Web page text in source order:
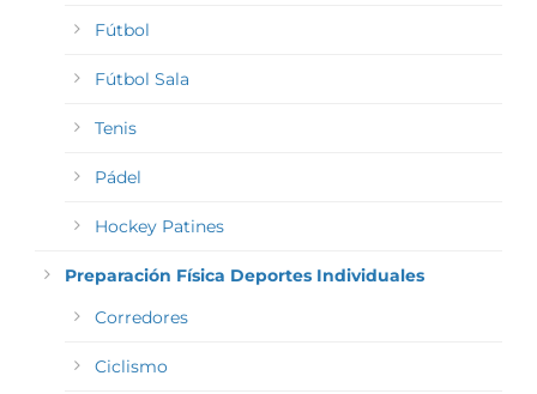
Fútbol
Fútbol Sala
Tenis
Pádel
Hockey Patines
Preparación Física Deportes Individuales
Corredores
Ciclismo